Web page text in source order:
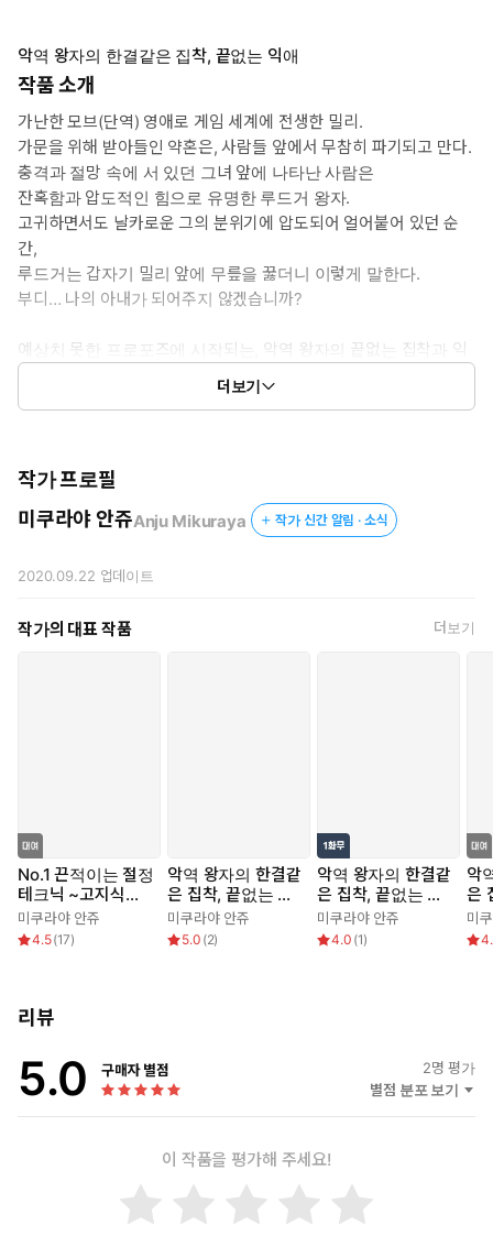
악역 왕자의 한결같은 집착, 끝없는 익애
작품 소개
가난한 모브(단역) 영애로 게임 세계에 전생한 밀리.
가문을 위해 받아들인 약혼은, 사람들 앞에서 무참히 파기되고 만다.
충격과 절망 속에 서 있던 그녀 앞에 나타난 사람은
잔혹함과 압도적인 힘으로 유명한 루드거 왕자.
고귀하면서도 날카로운 그의 분위기에 압도되어 얼어붙어 있던 순
간,
루드거는 갑자기 밀리 앞에 무릎을 꿇더니 이렇게 말한다.
부디… 나의 아내가 되어주지 않겠습니까?
예상치 못한 프로포즈에 시작되는, 악역 왕자의 끝없는 집착과 익
단역 영애였던 밀리를 향한 그의 사랑은 점점 더 깊고, 위험할 만큼
더보기
작가 프로필
미쿠라야 안쥬Anju Mikuraya 작가 신간 알림 · 소식
2020.09.22 업데이트
작가의 대표 작품 더보기
No.1 끈적이는 절정
테크닉 ~고지식한
상사는 전직 호스
트?!~
미쿠라야 안쥬
4.5(17)
악역 왕자의 한결같
은 집착, 끝없는 익
애
미쿠라야 안쥬
5.0 (2)
악역 왕자의 한결같
은 집착, 끝없는 익
애 [스크롤]
미쿠라야 안쥬
4.0 (1)
악
은
애
미
리뷰
5.0 구매자 별점 2명 평가
별점 분포 보기
이 작품을 평가해 주세요!